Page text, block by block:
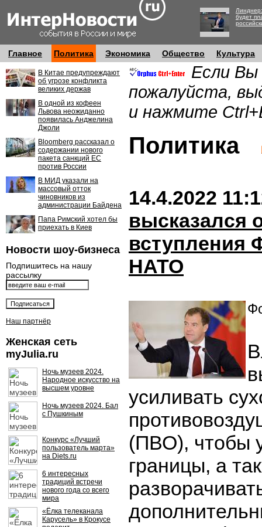
будет
Главное Политика Экономика Общество Культура
В Китае предупреждают
об угрозе конфликта
великих держав
В одной из кофеен
Львова неожиданно
появилась Анджелина
Джоли
Bloomberg рассказал о
содержании нового
пакета санкций ЕС
против России
В МИД указали на
массовый отток
чиновников из
администрации Байдена
Папа Римский хотел бы
приехать в Киев
Новости шоу-бизнеса
Подпишитесь на нашу
рассылку
Наш партнёр
Женская сеть
myJulia.ru
Ночь музеев 2024.
Народное искусство на
высшем уровне
Ночь музеев 2024. Бал
с Пушкиным
Конкурс «Лучший
пользователь марта»
на Diets.ru
6 интересных
традиций встречи
нового года со всего
мира
«Ёлка телеканала
Карусель» в Крокусе
Если Вы
пожалуйста,
и нажмите
Политика
14.4.2022
высказался
вступления
НАТО
усиливать
(ПВО), чтобы
границы, а